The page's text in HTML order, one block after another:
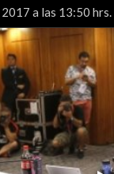
a las 13:50 hrs.